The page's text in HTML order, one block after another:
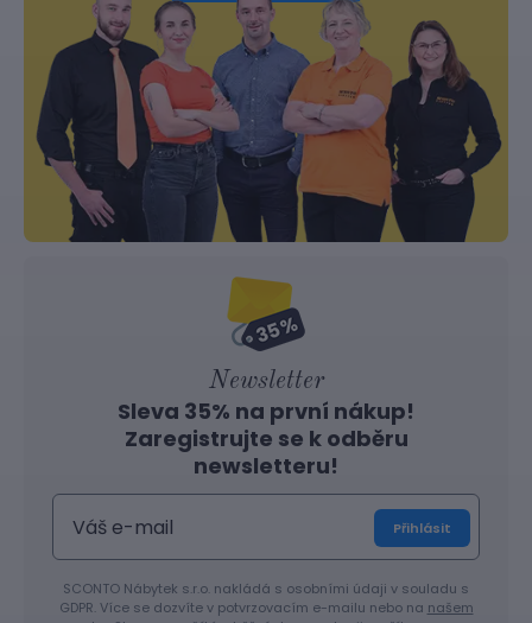
Newsletter
Sleva 35% na první nákup!
Zaregistrujte se k odběru
newsletteru!
Přihlásit
SCONTO Nábytek s.r.o. nakládá s osobními údaji v souladu s
GDPR. Více se dozvíte v potvrzovacím e-mailu nebo na našem